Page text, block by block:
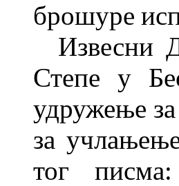
брошуре
Извесни
Степе у
удружење
за
тог